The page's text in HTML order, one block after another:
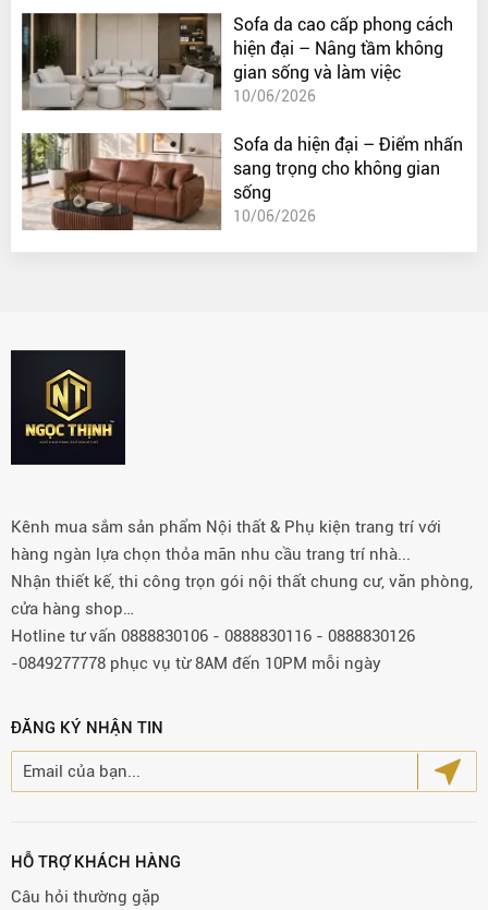
Sofa da cao cấp phong cách
hiện đại – Nâng tầm không
gian sống và làm việc
10/06/2026
Sofa da hiện đại – Điểm nhấn
sang trọng cho không gian
sống
10/06/2026
Kênh mua sắm sản phẩm Nội thất & Phụ kiện trang trí với
hàng ngàn lựa chọn thỏa mãn nhu cầu trang trí nhà...
Nhận thiết kế, thi công trọn gói nội thất chung cư, văn phòng,
cửa hàng shop…
Hotline tư vấn 0888830106 - 0888830116 - 0888830126
-0849277778 phục vụ từ 8AM đến 10PM mỗi ngày
ĐĂNG KÝ NHẬN TIN
HỖ TRỢ KHÁCH HÀNG
Câu hỏi thường gặp